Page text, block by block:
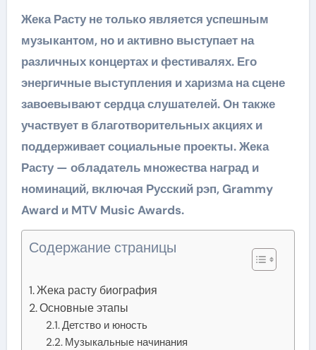
Жека Расту не только является успешным
музыкантом, но и активно выступает на
различных концертах и фестивалях. Его
энергичные выступления и харизма на сцене
завоевывают сердца слушателей. Он также
участвует в благотворительных акциях и
поддерживает социальные проекты. Жека
Расту — обладатель множества наград и
номинаций, включая Русский рэп, Grammy
Award и MTV Music Awards.
Содержание страницы
Жека расту биография
Основные этапы
Детство и юность
Музыкальные начинания